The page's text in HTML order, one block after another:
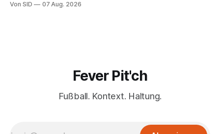
Von SID 07 Aug. 2026
Fever Pit'ch
Fußball. Kontext. Haltung.